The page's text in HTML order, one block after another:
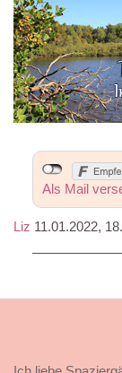
Als Mail
Liz 11.01.2022,